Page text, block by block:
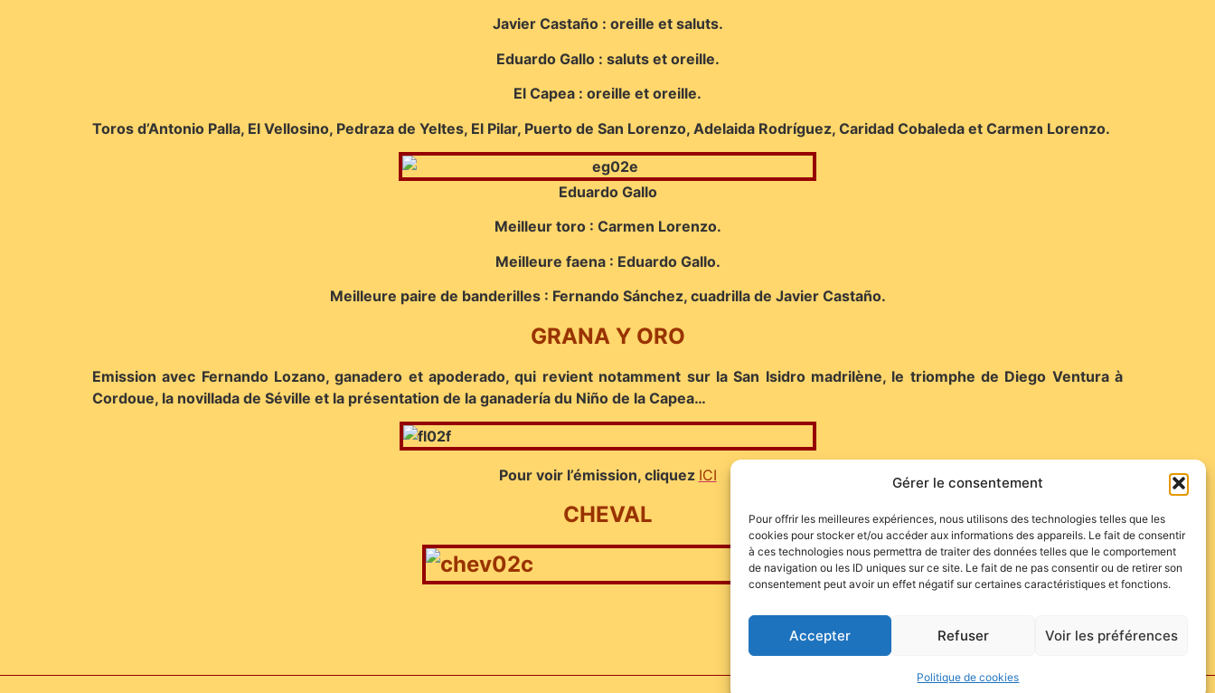
Gérer le consentement
Pour offrir les meilleures expériences, nous utilisons des technologies telles que les
cookies pour stocker et/ou accéder aux informations des appareils. Le fait de consentir
à ces technologies nous permettra de traiter des données telles que le comportement
de navigation ou les ID uniques sur ce site. Le fait de ne pas consentir ou de retirer son
consentement peut avoir un effet négatif sur certaines caractéristiques et fonctions.
Accepter Refuser Voir les préférences
Politique de cookies
Javier Castaño : oreille et saluts.
Eduardo Gallo : saluts et oreille.
El Capea : oreille et oreille.
Toros d’Antonio Palla, El Vellosino, Pedraza de Yeltes, El Pilar, Puerto de San Lorenzo, Adelaida Rodríguez, Caridad Cobaleda et Carmen Lorenzo.
Eduardo Gallo
Meilleur toro : Carmen Lorenzo.
Meilleure faena : Eduardo Gallo.
Meilleure paire de banderilles : Fernando Sánchez, cuadrilla de Javier Castaño.
GRANA Y ORO
Emission avec Fernando Lozano, ganadero et apoderado, qui revient notamment sur la San Isidro madrilène, le triomphe de Diego Ventura à
Cordoue, la novillada de Séville et la présentation de la ganadería du Niño de la Capea…
Pour voir l’émission, cliquez ICI
CHEVAL